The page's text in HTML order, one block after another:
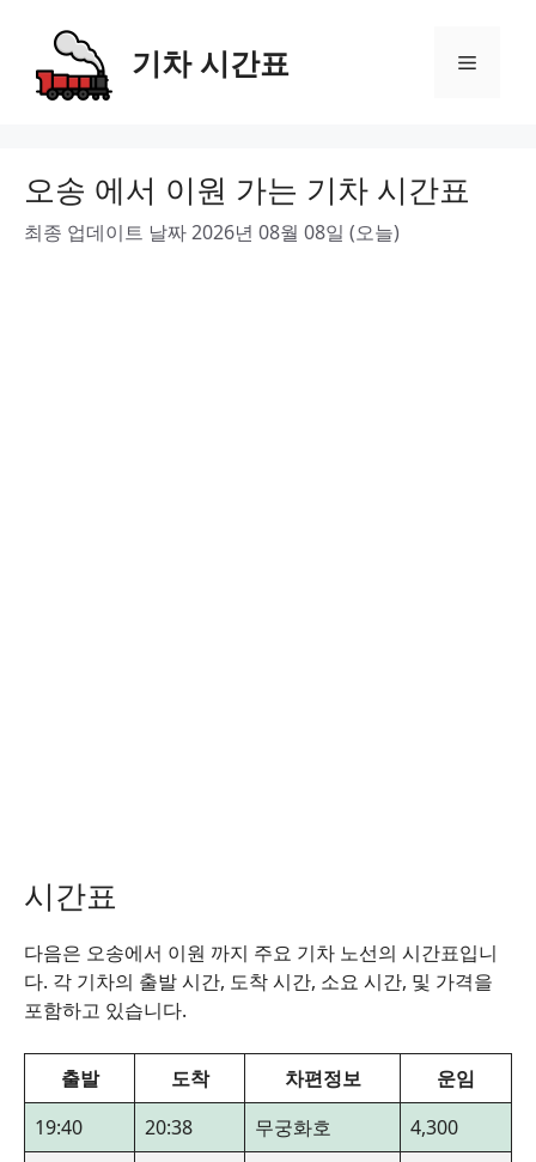
content
기차 시간표 Menu
오송 에서 이원 가는 기차 시간표
최종 업데이트 날짜 2026년 08월 08일 (오늘)
시간표
다음은 오송에서 이원 까지 주요 기차 노선의 시간표입니
다. 각 기차의 출발 시간, 도착 시간, 소요 시간, 및 가격을
포함하고 있습니다.
출발 도착 차편정보
운임
19:40
20:38 무궁화호
4,300